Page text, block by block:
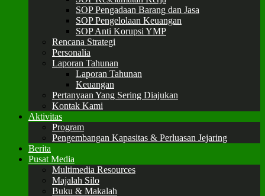
SOP Pengadaan Barang dan Jasa
SOP Pengelolaan Keuangan
SOP Anti Korupsi YMP
Rencana Strategi
Personalia
Laporan Tahunan
Laporan Tahunan
Keuangan
Pertanyaan Yang Sering Diajukan
Kontak Kami
Aktivitas
Program
Pengembangan Kapasitas & Perluasan Jejaring
Berita
Pusat Media
Multimedia Resources
Majalah Silo
Buku & Makalah